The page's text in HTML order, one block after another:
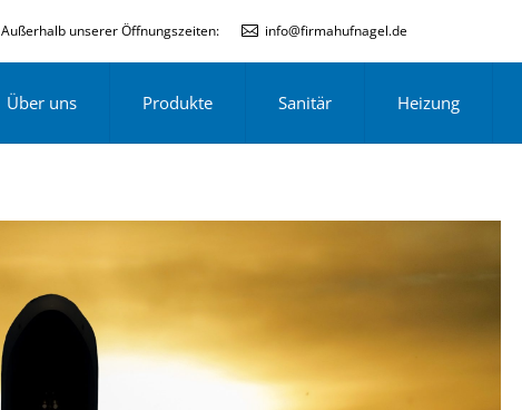
Außerhalb unserer Öffnungszeiten: info@firmahufnagel.de
Über uns Produkte Sanitär Heizung